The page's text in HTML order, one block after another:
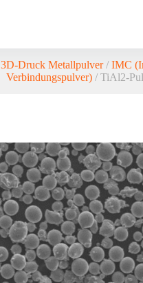
3D-Druck Metallpulver/ IMC
Verbindungspulver)/ TiAl2-